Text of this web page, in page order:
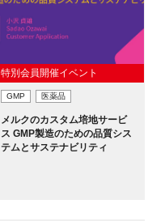
特別会員開催イベント
GMP 医薬品
メルクのカスタム培地サービ
ス GMP製造のための品質シス
テムとサステナビリティ